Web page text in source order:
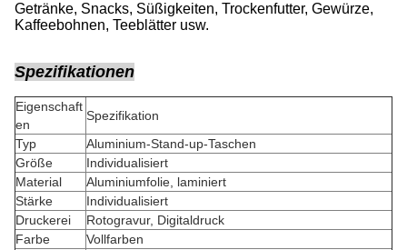
Getränke, Snacks, Süßigkeiten, Trockenfutter, Gewürze,
Kaffeebohnen, Teeblätter usw.
Spezifikationen
Eigenschaft
en
Spezifikation
Typ
Aluminium-Stand-up-Taschen
Größe
Individualisiert
Material
Aluminiumfolie, laminiert
Stärke
Individualisiert
Druckerei
Rotogravur, Digitaldruck
Farbe
Vollfarben